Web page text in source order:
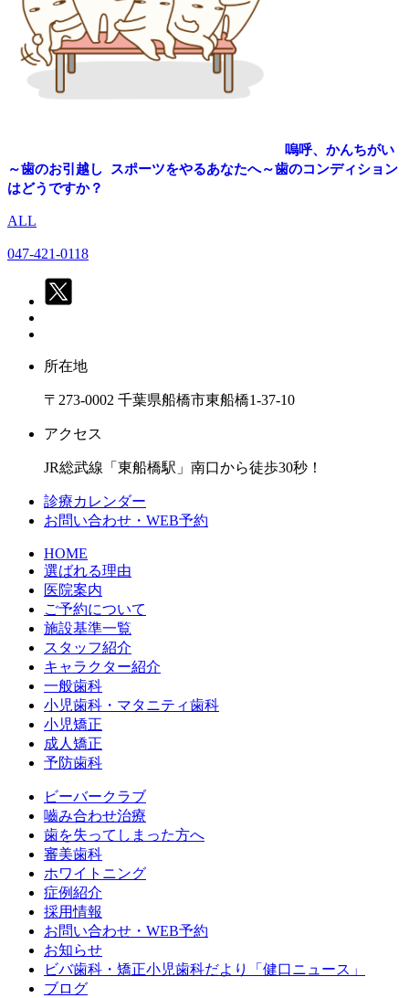
嗚呼、かんちがい
～歯のお引越し スポーツをやるあなたへ～歯のコンディション
はどうですか？
ALL
047-421-0118
所在地
〒273-0002 千葉県船橋市東船橋1-37-10
アクセス
JR総武線「東船橋駅」南口から徒歩30秒！
診療カレンダー
お問い合わせ・WEB予約
HOME
選ばれる理由
医院案内
ご予約について
施設基準一覧
スタッフ紹介
キャラクター紹介
一般歯科
小児歯科・マタニティ歯科
小児矯正
成人矯正
予防歯科
ビーバークラブ
嚙み合わせ治療
歯を失ってしまった方へ
審美歯科
ホワイトニング
症例紹介
採用情報
お問い合わせ・WEB予約
お知らせ
ビバ歯科・矯正小児歯科だより「健口ニュース」
ブログ